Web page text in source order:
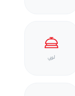
لوبي